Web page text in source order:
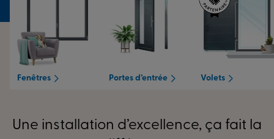
Fenêtres Portes d’entrée Volets
Une installation d’excellence, ça fait la